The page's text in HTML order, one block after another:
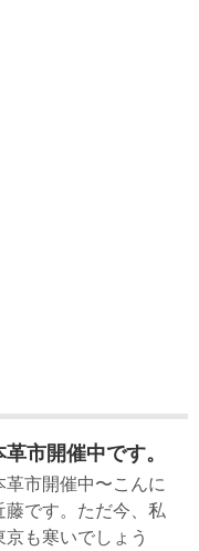
市開催中です。
市開催中〜こんに
藤です。ただ今、私
も寒いでしょう